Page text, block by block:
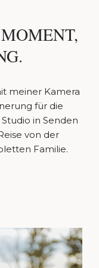
meiner Kamera
für die
in Senden
von der
Familie.